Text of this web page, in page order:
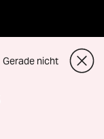
Gerade nicht